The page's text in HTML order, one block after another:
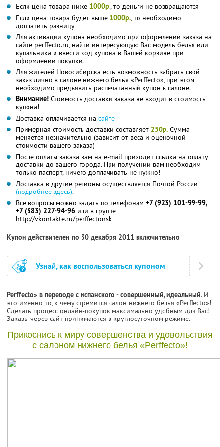
Если цена товара ниже 1000р., то деньги не возвращаются
Если цена товара будет выше 1000р., то необходимо
доплатить разницу
Для активации купона необходимо при оформлении заказа на
сайте perffecto.ru, найти интересующую Вас модель белья или
купальника и ввести код купона в Вашей корзине при
оформлении покупки.
Для жителей Новосибирска есть возможность забрать свой
заказ лично в салоне нижнего белья «Perffecto», при этом
необходимо предъявить распечатанный купон в салоне.
Внимание! Стоимость доставки заказа не входит в стоимость
купона!
Доставка оплачивается на сайте
Примерная стоимость доставки составляет 250р. Сумма
меняется незначительно (зависит от веса и оценочной
стоимости вашего заказа)
После оплаты заказа вам на e-mail приходит ссылка на оплату
доставки до вашего города. При получении вам необходим
только паспорт, ничего доплачивать не нужно!
Доставка в другие регионы осуществляется Почтой России
(подробнее здесь).
Все вопросы можно задать по телефонам +7 (923) 101-99-99,
+7 (383) 227-94-96 или в группе
http://vkontakte.ru/perffectonsk
Купон действителен по 30 декабря 2011 включительно
Узнай, как воспользоваться купоном
Perffecto» в переводе с испанского - совершенный, идеальный. И
это именно то, к чему стремится салон нижнего белья «Perffecto»!
Сделать процесс онлайн-покупок максимально удобным для Вас!
Заказы через сайт принимаются в круглосуточном режиме.
Прикоснись к миру совершенства и удовольствия
с салоном нижнего белья «Perffecto»!